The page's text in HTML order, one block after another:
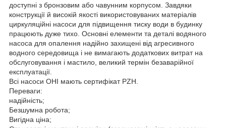
доступні з бронзовим або чавунним корпусом. Завдяки
конструкції й високій якості використовуваних матеріалів
циркуляційні насоси для підвищення тиску води в будинку
працюють дуже тихо. Основні елементи та деталі водяного
насоса для опалення надійно захищені від агресивного
водного середовища і не вимагають додаткових витрат на
обслуговування і мастило, великий термін безаварійної
експлуатації.
Всі насоси OHI мають сертифікат PZH.
Переваги:
надійність;
Безшумна робота;
Вигідна ціна;